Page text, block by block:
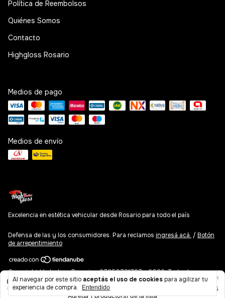
Al navegar por este sitio aceptás el uso de cookies para agilizar tu
experiencia de compra.
Entendido
Política de Reembolsos
Quiénes Somos
Contacto
Highgloss Rosario
Medios de pago
Medios de envío
Excelencia en estética vehicular desde Rosario para todo el país
Defensa de las y los consumidores. Para reclamos ingresá acá. / Botón
de arrepentimiento
Copyright Highgloss Rosario - 27250721787 - 2026. Todos los
derechos reservados.